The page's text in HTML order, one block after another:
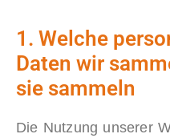
1. Welche
Daten wir
sie sammeln
Die Nutzung unserer